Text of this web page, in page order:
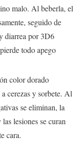
malo. Al beberla, el
seguido de
diarrea por 3D6
todo apego
color dorado
cerezas y sorbete. Al
se eliminan, la
lesiones se curan
cara.